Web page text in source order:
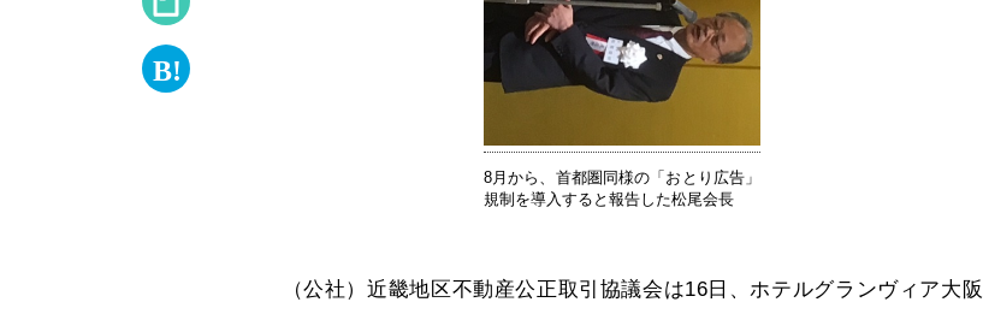
8月から、首都圏同様の「おとり広告」
規制を導入すると報告した松尾会長
（公社）近畿地区不動産公正取引協議会は16日、ホテルグランヴィア大阪